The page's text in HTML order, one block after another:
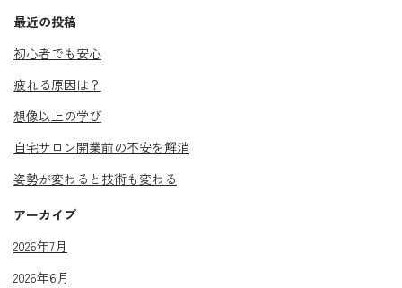
最近の投稿
初心者でも安心
疲れる原因は？
想像以上の学び
自宅サロン開業前の不安を解消
姿勢が変わると技術も変わる
アーカイブ
2026年7月
2026年6月